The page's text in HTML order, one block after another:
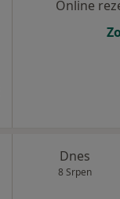
Online
Dnes
8 Srpen